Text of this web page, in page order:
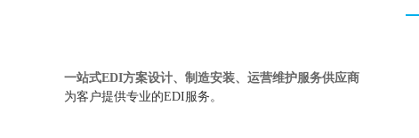
一站式EDI方案设计、制造安装、运营维护服务供应商
为客户提供专业的EDI服务。